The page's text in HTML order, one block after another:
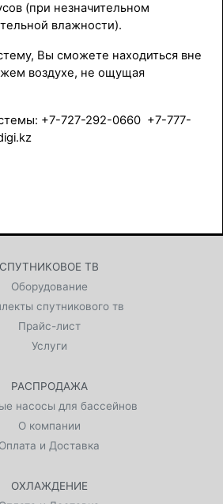
(при незначительном
влажности).
Вы сможете находиться вне
воздухе, не ощущая
+7-727-292-0660 +7-777-
СПУТНИКОВОЕ ТВ
Оборудование
спутникового тв
Прайс-лист
Услуги
РАСПРОДАЖА
насосы для бассейнов
О компании
Оплата и Доставка
ОХЛАЖДЕНИЕ